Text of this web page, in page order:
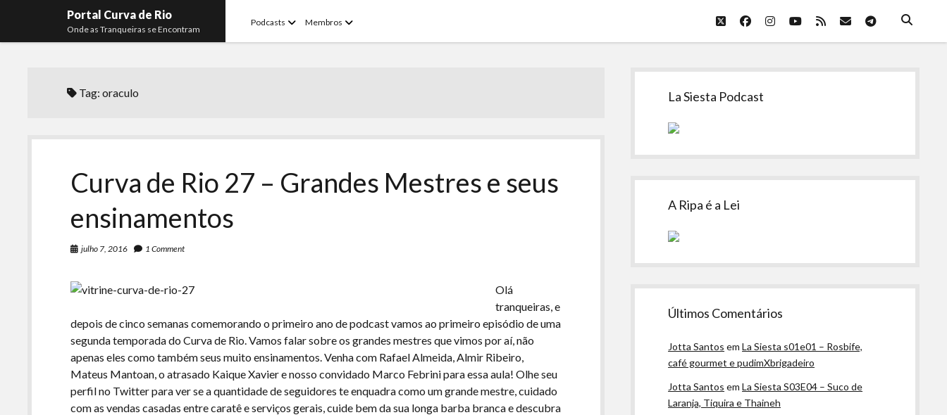
Portal Curva de Rio
Onde as Tranqueiras se Encontram
Podcasts openMembros open
twitterfacebookinstagram
youtube
rss emailtelegram
Tag:oraculo
Curva de Rio 27 – Grandes Mestres e seus
ensinamentos
julho 7, 2016 1 Comment
Olá
tranqueiras, e
depois de cinco semanas comemorando o primeiro ano de podcast vamos ao primeiro episódio de uma
segunda temporada do Curva de Rio. Vamos falar sobre os grandes mestres que vimos por aí, não
apenas eles como também seus muito ensinamentos. Venha com Rafael Almeida, Almir Ribeiro,
Mateus Mantoan, o atrasado Kaique Xavier e nosso convidado Marco Febrini para essa aula! Olhe seu
perfil no Twitter para ver se a quantidade de seguidores te enquadra como um grande mestre, cuidado
com as vendas casadas entre caratê e serviços gerais, cuide bem da sua longa barba branca e descubra
Sidebar
La Siesta Podcast
A Ripa é a Lei
Últimos Comentários
Jotta Santos emLa Siesta s01e01 – Rosbife,
café gourmet e pudimXbrigadeiro
Jotta Santos emLa Siesta S03E04 – Suco de
Laranja, Tiquira e Thaineh